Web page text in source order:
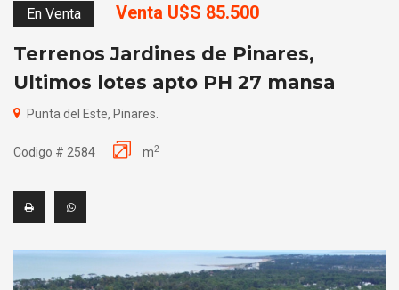
En Venta Venta U$S 85.500
Terrenos Jardines de Pinares,
Ultimos lotes apto PH 27 mansa
Punta del Este, Pinares.
Codigo # 2584 m2